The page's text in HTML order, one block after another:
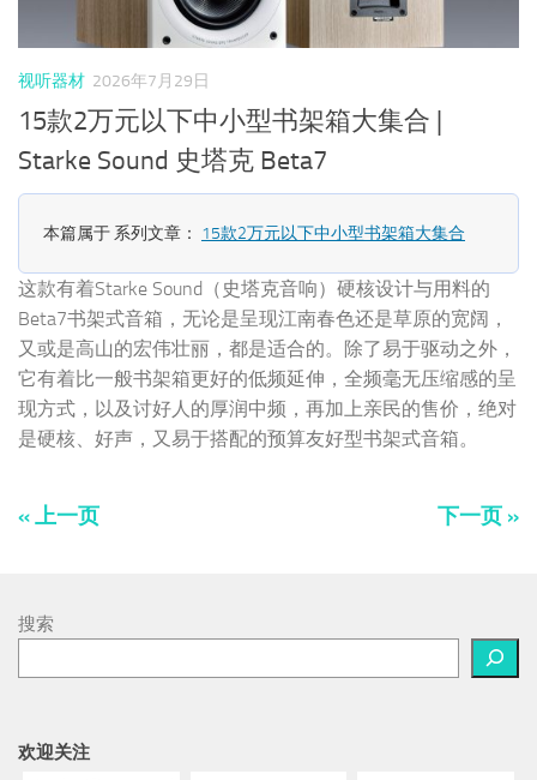
视听器材 2026年7月29日
15款2万元以下中小型书架箱大集合 |
Starke Sound 史塔克 Beta7
本篇属于 系列文章： 15款2万元以下中小型书架箱大集合
这款有着Starke Sound（史塔克音响）硬核设计与用料的
Beta7书架式音箱，无论是呈现江南春色还是草原的宽阔，
又或是高山的宏伟壮丽，都是适合的。除了易于驱动之外，
它有着比一般书架箱更好的低频延伸，全频毫无压缩感的呈
现方式，以及讨好人的厚润中频，再加上亲民的售价，绝对
是硬核、好声，又易于搭配的预算友好型书架式音箱。
« 上一页 下一页 »
搜索
欢迎关注